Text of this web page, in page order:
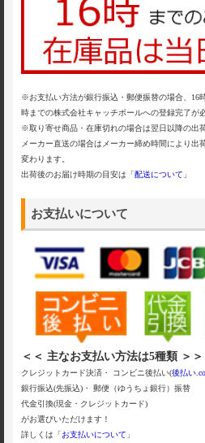
※お支払い方法が銀行振込・郵便振替の場合、16
時までの株式会社キャッチボールへの登録完了が
※取り寄せ商品・在庫切れの場合は翌日以降の出荷
メーカー直送の場合はメーカー締め時間により出
変わります。
出荷後のお届け時期の目安は「配送について 」
お支払いについて
＜＜ 主なお支払い方法は5種類 ＞＞
クレジットカード決済・ コンビニ後払い(後払い
銀行振込(先振込)・ 郵便（ゆうちょ銀行）振替
代金引換(現金・クレジットカード)
がお選びいただけます！
詳しくは「お支払いについて 」